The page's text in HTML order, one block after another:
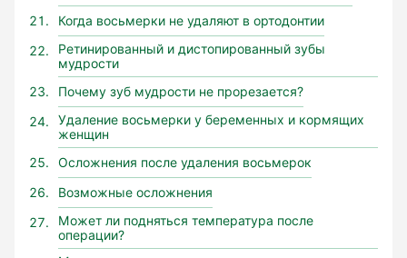
Когда восьмерки не удаляют в ортодонтии
Ретинированный и дистопированный зубы
мудрости
Почему зуб мудрости не прорезается?
Удаление восьмерки у беременных и кормящих
женщин
Осложнения после удаления восьмерок
Возможные осложнения
Может ли подняться температура после
операции?